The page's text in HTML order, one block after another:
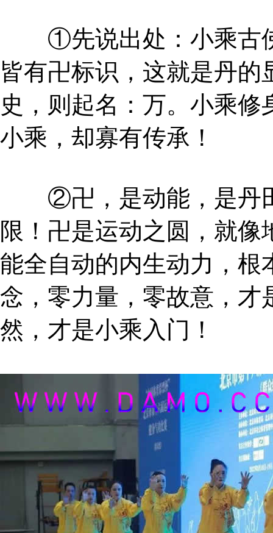
①先说出处：小乘古佛
皆有卍标识，这就是丹
史，则起名：万。小乘
小乘，却寡有传承！
②卍，是动能，是丹田
限！卍是运动之圆，就
能全自动的内生动力，根
念，零力量，零故意，才
然，才是小乘入门！